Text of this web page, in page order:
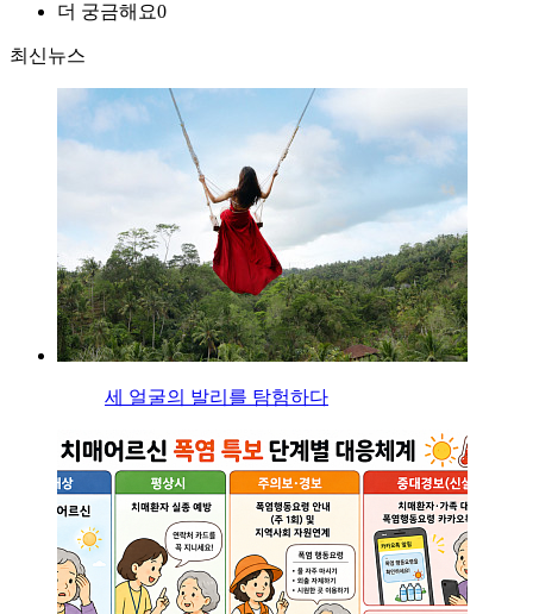
더 궁금해요0
최신뉴스
세 얼굴의 발리를 탐험하다